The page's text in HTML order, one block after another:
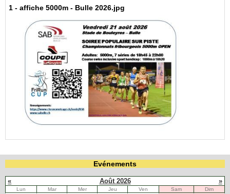
1 - affiche 5000m - Bulle 2026.jpg
Evénements
« Août 2026 »
Lun Mar Mer Jeu Ven Sam
Dim